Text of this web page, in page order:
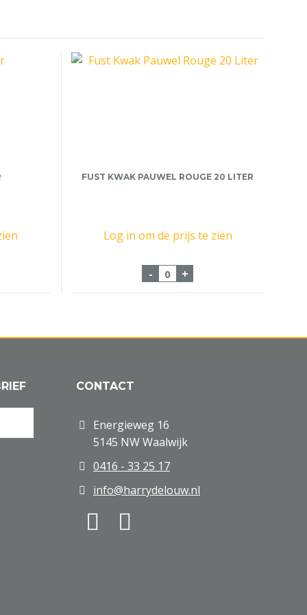
Liter aantal
FUST KWAK PAUWEL ROUGE 20 LITER
Log in om de prijs te zien
- Fust Kwak Pauwel Rouge
+
CONTACT
Energieweg 16
5145 NW Waalwijk
0416 - 33 25 17
info@harrydelouw.nl